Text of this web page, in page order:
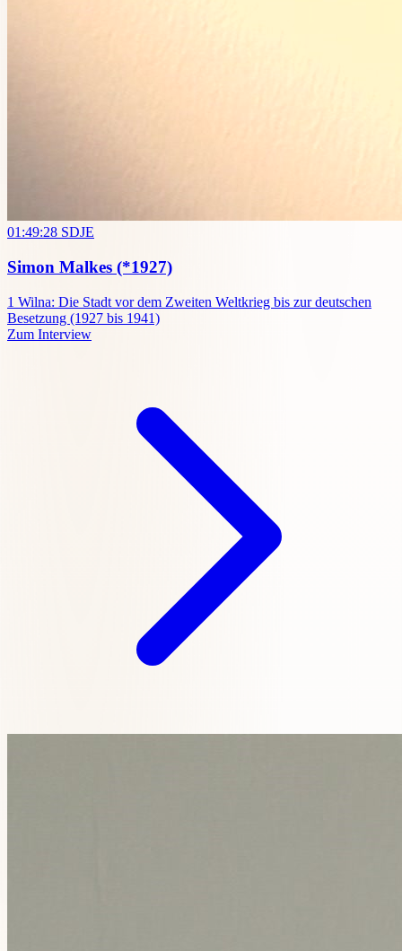
01:49:28 SDJE
Simon Malkes (*1927)
1 Wilna: Die Stadt vor dem Zweiten Weltkrieg bis zur deutschen
Besetzung (1927 bis 1941)
Zum Interview